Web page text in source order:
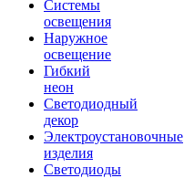
Системы
освещения
Наружное
освещение
Гибкий
неон
Светодиодный
декор
Электроустановочные
изделия
Светодиоды